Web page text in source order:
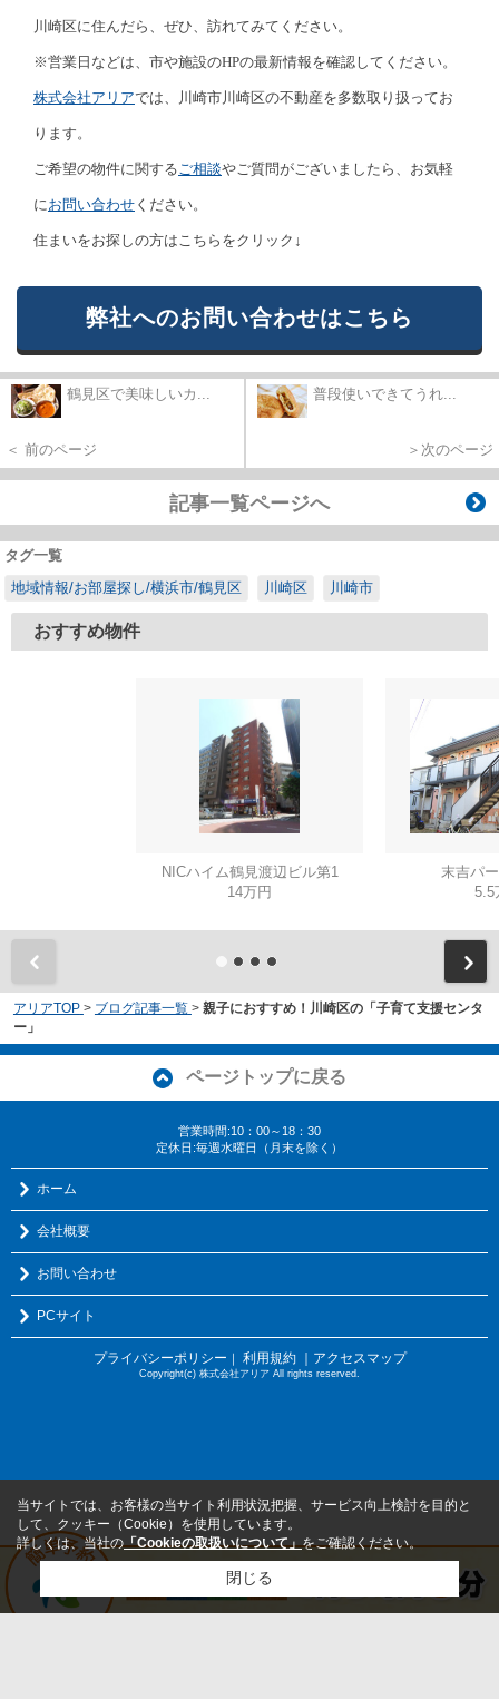
川崎区に住んだら、ぜひ、訪れてみてください。
※営業日などは、市や施設のHPの最新情報を確認してください。
株式会社アリアでは、川崎市川崎区の不動産を多数取り扱ってお
ります。
ご希望の物件に関する ご相談やご質問がございましたら、お気軽
に お問い合わせ ください。
住まいをお探しの方はこちらをクリック↓
弊社へのお問い合わせはこちら
鶴見区で美味しいカ...
＜ 前のページ
普段使いできてうれ...
＞次のページ
記事一覧ページへ
タグ一覧
地域情報/お部屋探し/横浜市/鶴見区
川崎区 川崎市
おすすめ物件
NICハイム鶴見渡辺ビル第1
14万円
末吉パ
5.5
アリアTOP > ブログ記事一覧 > 親子におすすめ！川崎区の「子育て支援センタ
ー」
ページトップに戻る
営業時間:10：00～18：30
定休日:毎週水曜日（月末を除く）
ホーム
会社概要
お問い合わせ
PCサイト
プライバシーポリシー ｜ 利用規約 ｜アクセスマップ
Copyright(c) 株式会社アリア All rights reserved.
当サイトでは、お客様の当サイト利用状況把握、サービス向上検討を目的と
して、クッキー（Cookie）を使用しています。
詳しくは、当社の「Cookieの取扱いについて」をご確認ください。
閉じる